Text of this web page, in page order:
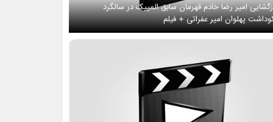
امیر رضا خادم قهرمان سابق المپیک در سالگرد
پهلوان امیر عفراتی + فیلم